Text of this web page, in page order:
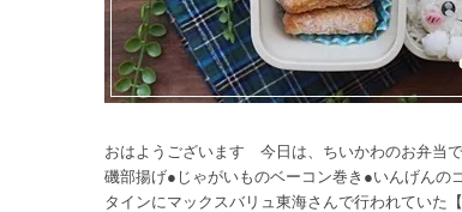
おはようございます 今日は、ちいかわのお弁当
磯部揚げ●じゃがいものベーコン巻き●いんげん
タインにマックスバリュ東海さんで行われていた